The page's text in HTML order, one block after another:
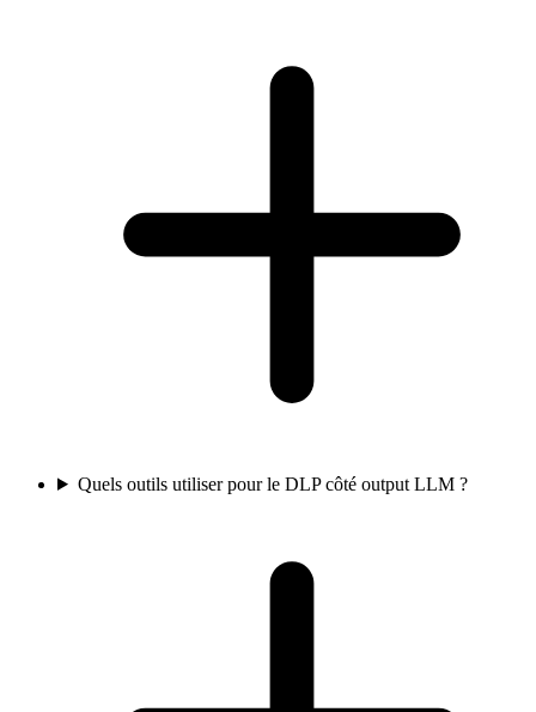
Quels outils utiliser pour le DLP côté output LLM ?